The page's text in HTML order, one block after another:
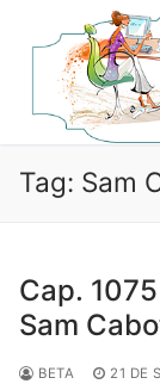
para
conteúdo
Tag: Sam
Cap.
Sam
BETA 21 DE